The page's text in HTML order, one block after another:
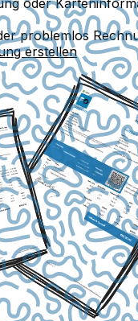
problemlos
erstellen